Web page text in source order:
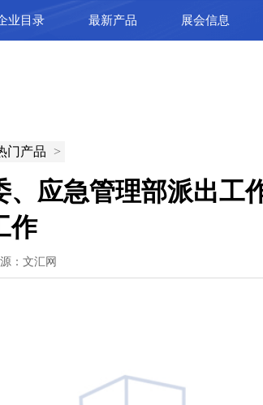
业目录 最新产品 展会信息
门产品 >
、应急管理部派出工
作
：文汇网